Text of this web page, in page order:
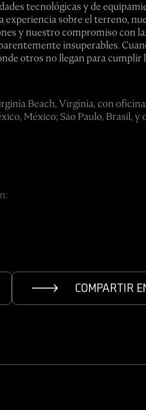
tecnológicas y de
sobre el terreno,
y nuestro compromiso con
insuperables.
otros no llegan para cumplir
Beach, Virginia, con
México; Sao Paulo, Brasil, y
COMPARTIR